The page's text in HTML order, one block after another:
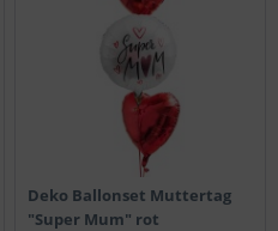
Deko Ballonset Muttertag
"Super Mum" rot